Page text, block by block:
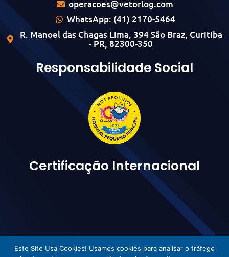
operacoes@vetorlog.com
WhatsApp: (41) 2170-5464
R. Manoel das Chagas Lima, 394 São Braz, Curitiba
- PR, 82300-350
Responsabilidade Social
Certificação Internacional
Este Site Usa Cookies! Usamos cookies para analisar o tráfego